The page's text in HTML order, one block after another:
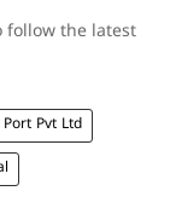
follow the latest
Pvt Ltd